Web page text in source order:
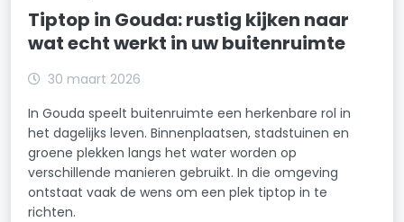
Tiptop in Gouda: rustig kijken naar
wat echt werkt in uw buitenruimte
30 maart 2026
In Gouda speelt buitenruimte een herkenbare rol in
het dagelijks leven. Binnenplaatsen, stadstuinen en
groene plekken langs het water worden op
verschillende manieren gebruikt. In die omgeving
ontstaat vaak de wens om een plek tiptop in te
richten.